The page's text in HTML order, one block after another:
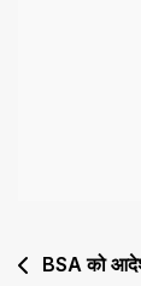
PostBSA को